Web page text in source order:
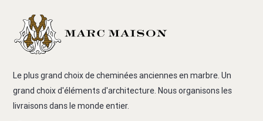
Le plus grand choix de cheminées anciennes en marbre. Un
grand choix d'éléments d'architecture. Nous organisons les
livraisons dans le monde entier.